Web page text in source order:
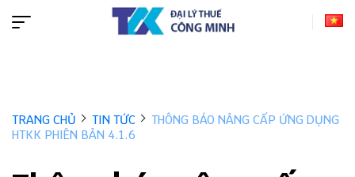
TRANG CHỦ TIN TỨC
THÔNG BÁO NÂNG CẤP ỨNG DỤNG
HTKK PHIÊN BẢN 4.1.6